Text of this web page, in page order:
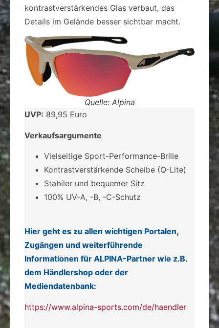
kontrastverstärkendes Glas verbaut, das
Details im Gelände besser sichtbar macht.
Quelle: Alpina
UVP: 89,95 Euro
Verkaufsargumente
Vielseitige Sport-Performance-Brille
Kontrastverstärkende Scheibe (Q-Lite)
Stabiler und bequemer Sitz
100% UV-A, -B, -C-Schutz
Hier geht es zu allen wichtigen Portalen,
Zugängen und weiterführende
Informationen für ALPINA-Partner wie z.B.
dem Händlershop oder der
Mediendatenbank:
https://www.alpina-sports.com/de/haendler